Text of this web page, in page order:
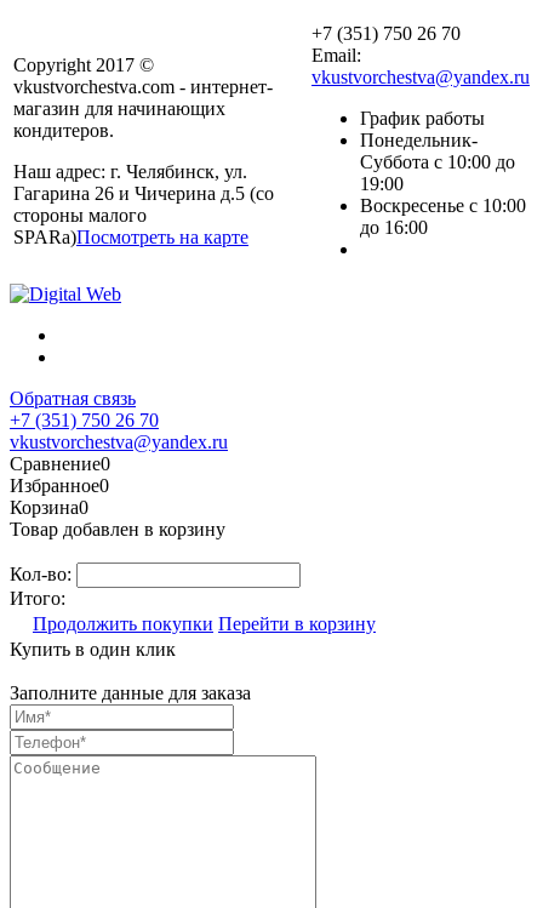
Copyright 2017 ©
vkustvorchestva.com - интернет-
магазин для начинающих
кондитеров.
Наш адрес: г. Челябинск, ул.
Гагарина 26 и Чичерина д.5 (со
стороны малого
SPARa)Посмотреть на карте
+7 (351) 750 26 70
Email:
vkustvorchestva@yandex.ru
График работы
Понедельник-
Суббота с 10:00 до
19:00
Воскресенье с 10:00
до 16:00
Обратная связь
+7 (351) 750 26 70
vkustvorchestva@yandex.ru
Сравнение0
Избранное0
Корзина0
Товар добавлен в корзину
Кол-во:
Итого:
Продолжить покупки Перейти в корзину
Купить в один клик
Заполните данные для заказа